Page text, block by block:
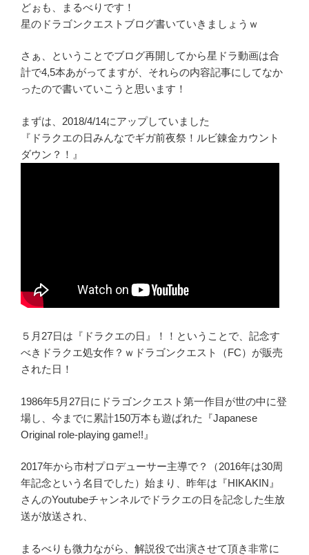
どぉも、まるべりです！
星のドラゴンクエストブログ書いていきましょうｗ
さぁ、ということでブログ再開してから星ドラ動画は合
計で4,5本あがってますが、それらの内容記事にしてなか
ったので書いていこうと思います！
まずは、2018/4/14にアップしていました
『ドラクエの日みんなでギガ前夜祭！ルビ錬金カウント
ダウン？！』
５月27日は『ドラクエの日』！！ということで、記念す
べきドラクエ処女作？ｗドラゴンクエスト（FC）が販売
された日！
1986年5月27日にドラゴンクエスト第一作目が世の中に登
場し、今までに累計150万本も遊ばれた『Japanese
Original role-playing game!!』
2017年から市村プロデューサー主導で？（2016年は30周
年記念という名目でした）始まり、昨年は『HIKAKIN』
さんのYoutubeチャンネルでドラクエの日を記念した生放
送が放送され、
まるべりも微力ながら、解説役で出演させて頂き非常に